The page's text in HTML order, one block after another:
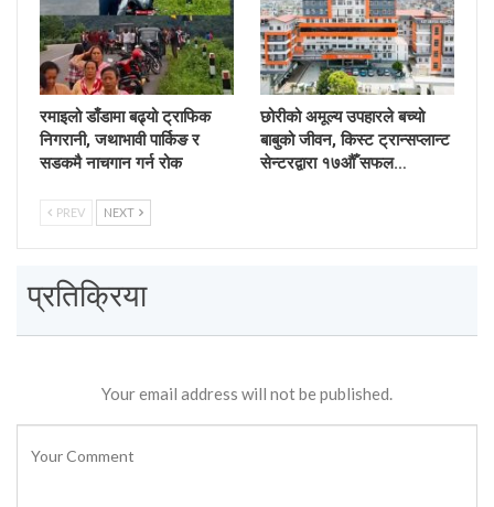
रमाइलो डाँडामा बढ्यो ट्राफिक
निगरानी, जथाभावी पार्किङ र
सडकमै नाचगान गर्न रोक
छोरीको अमूल्य उपहारले बच्यो
बाबुको जीवन, किस्ट ट्रान्सप्लान्ट
सेन्टरद्वारा १७औँ सफल…
PREV NEXT
प्रतिक्रिया
Your email address will not be published.